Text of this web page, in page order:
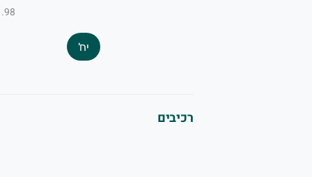
₪1.98
יח'
רכיבים